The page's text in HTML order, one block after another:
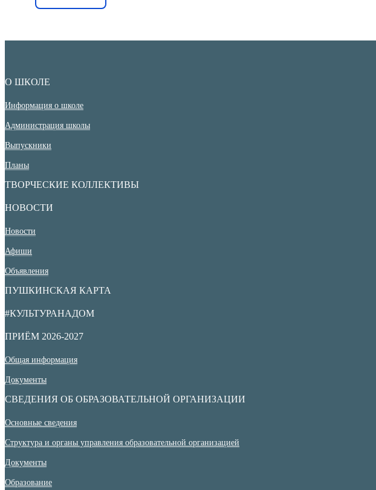
О ШКОЛЕ
Информация о школе
Администрация школы
Выпускники
Планы
ТВОРЧЕСКИЕ КОЛЛЕКТИВЫ
НОВОСТИ
Новости
Афиши
Объявления
ПУШКИНСКАЯ КАРТА
#КУЛЬТУРАНАДОМ
ПРИЁМ 2026-2027
Общая информация
Документы
СВЕДЕНИЯ ОБ ОБРАЗОВАТЕЛЬНОЙ ОРГАНИЗАЦИИ
Основные сведения
Структура и органы управления образовательной организацией
Документы
Образование